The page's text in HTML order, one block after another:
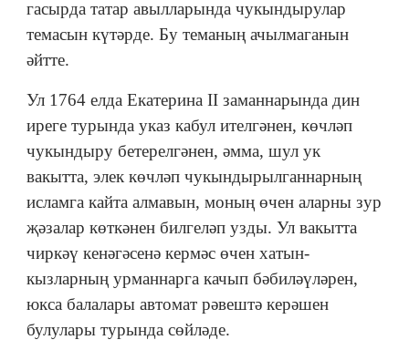
гасырда татар авылларында чукындырулар
темасын күтәрде. Бу теманың ачылмаганын
әйтте.
Ул 1764 елда Екатерина II заманнарында дин
иреге турында указ кабул ителгәнен, көчләп
чукындыру бетерелгәнен, әмма, шул ук
вакытта, элек көчләп чукындырылганнарның
исламга кайта алмавын, моның өчен аларны зур
җәзалар көткәнен билгеләп узды. Ул вакытта
чиркәү кенәгәсенә кермәс өчен хатын-
кызларның урманнарга качып бәбиләүләрен,
юкса балалары автомат рәвештә керәшен
булулары турында сөйләде.